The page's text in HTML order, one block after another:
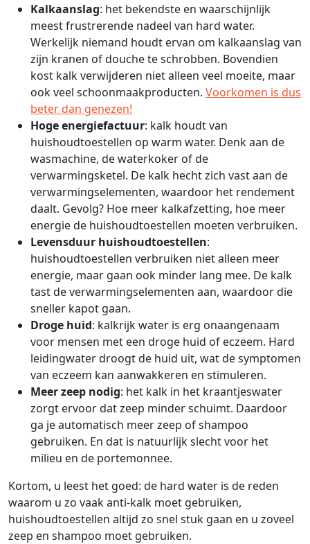
Kalkaanslag: het bekendste en waarschijnlijk
meest frustrerende nadeel van hard water.
Werkelijk niemand houdt ervan om kalkaanslag van
zijn kranen of douche te schrobben. Bovendien
kost kalk verwijderen niet alleen veel moeite, maar
ook veel schoonmaakproducten. Voorkomen is dus
beter dan genezen!
Hoge energiefactuur: kalk houdt van
huishoudtoestellen op warm water. Denk aan de
wasmachine, de waterkoker of de
verwarmingsketel. De kalk hecht zich vast aan de
verwarmingselementen, waardoor het rendement
daalt. Gevolg? Hoe meer kalkafzetting, hoe meer
energie de huishoudtoestellen moeten verbruiken.
Levensduur huishoudtoestellen:
huishoudtoestellen verbruiken niet alleen meer
energie, maar gaan ook minder lang mee. De kalk
tast de verwarmingselementen aan, waardoor die
sneller kapot gaan.
Droge huid: kalkrijk water is erg onaangenaam
voor mensen met een droge huid of eczeem. Hard
leidingwater droogt de huid uit, wat de symptomen
van eczeem kan aanwakkeren en stimuleren.
Meer zeep nodig: het kalk in het kraantjeswater
zorgt ervoor dat zeep minder schuimt. Daardoor
ga je automatisch meer zeep of shampoo
gebruiken. En dat is natuurlijk slecht voor het
milieu en de portemonnee.
Kortom, u leest het goed: de hard water is de reden
waarom u zo vaak anti-kalk moet gebruiken,
huishoudtoestellen altijd zo snel stuk gaan en u zoveel
zeep en shampoo moet gebruiken.